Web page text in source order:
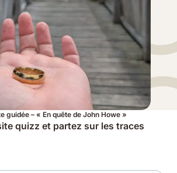
guidée – « En quête de John Howe »
quizz et partez sur les traces